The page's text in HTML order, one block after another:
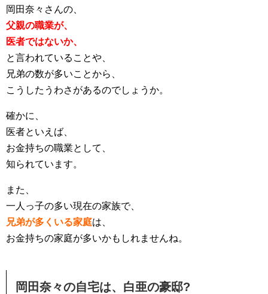
岡田奈々さんの、
父親の職業が、
医者ではないか、
と言われていることや、
兄弟の数が多いことから、
こうしたうわさがあるのでしょうか。
確かに、
医者といえば、
お金持ちの職業として、
知られています。
また、
一人っ子の多い現在の家族で、
兄弟が多くいる家庭は、
お金持ちの家庭が多いかもしれませんね。
岡田奈々の自宅は、白亜の豪邸?